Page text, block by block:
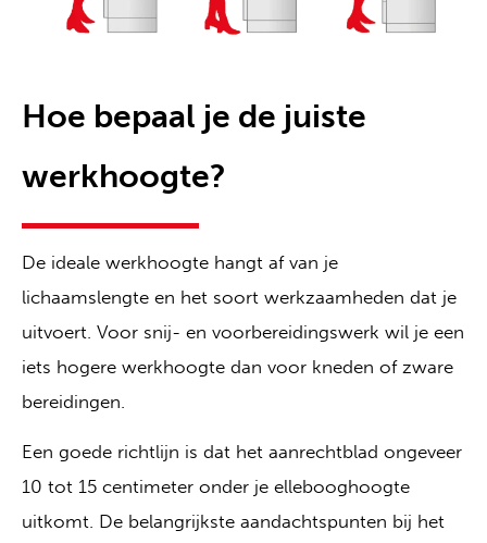
Hoe bepaal je de juiste
werkhoogte?
De ideale werkhoogte hangt af van je
lichaamslengte en het soort werkzaamheden dat je
uitvoert. Voor snij- en voorbereidingswerk wil je een
iets hogere werkhoogte dan voor kneden of zware
bereidingen.
Een goede richtlijn is dat het aanrechtblad ongeveer
10 tot 15 centimeter onder je ellebooghoogte
uitkomt. De belangrijkste aandachtspunten bij het